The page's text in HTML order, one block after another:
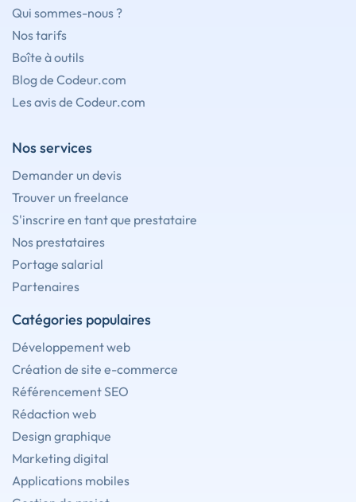
Qui sommes-nous ?
Nos tarifs
Boîte à outils
Blog de Codeur.com
Les avis de Codeur.com
Nos services
Demander un devis
Trouver un freelance
S'inscrire en tant que prestataire
Nos prestataires
Portage salarial
Partenaires
Catégories populaires
Développement web
Création de site e-commerce
Référencement SEO
Rédaction web
Design graphique
Marketing digital
Applications mobiles